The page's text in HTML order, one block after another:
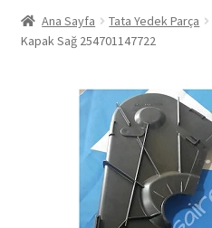
Ana Sayfa Tata Yedek Parça
Kapak Sağ 254701147722